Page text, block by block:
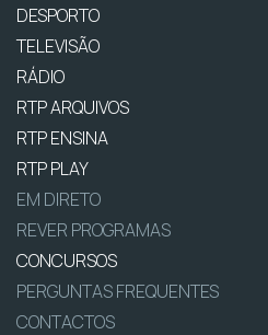
DESPORTO
TELEVISÃO
RÁDIO
RTP ARQUIVOS
RTP ENSINA
RTP PLAY
EM DIRETO
REVER PROGRAMAS
CONCURSOS
PERGUNTAS FREQUENTES
CONTACTOS